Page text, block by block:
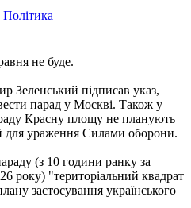
Політика
не буде.
Зеленський підписав указ,
парад у Москві. Також у
Красну площу не планують
для ураження Силами оборони.
(з 10 години ранку за
року) "територіальний квадрат
застосування українського